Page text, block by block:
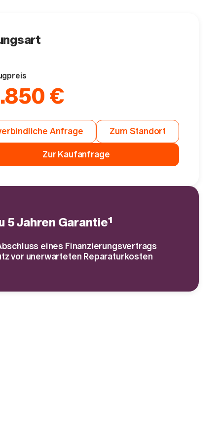
€
Anfrage Zum Standort
Zur Kaufanfrage
5 Jahren Garantie¹
eines Finanzierungsvertrags
vor unerwarteten Reparaturkosten